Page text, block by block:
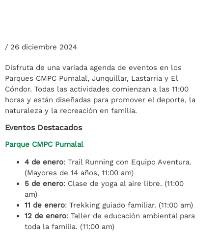
/ 26 diciembre 2024
Disfruta de una variada agenda de eventos en los
Parques CMPC Pumalal, Junquillar, Lastarria y El
Cóndor. Todas las actividades comienzan a las 11:00
horas y están diseñadas para promover el deporte, la
naturaleza y la recreación en familia.
Eventos Destacados
Parque CMPC Pumalal
4 de enero: Trail Running con Equipo Aventura.
(Mayores de 14 años, 11:00 am)
5 de enero: Clase de yoga al aire libre. (11:00
am)
11 de enero: Trekking guiado familiar. (11:00 am)
12 de enero: Taller de educación ambiental para
toda la familia. (11:00 am)